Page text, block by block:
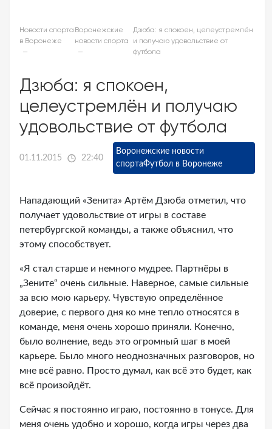
Новости спорта
в Воронеже
Воронежские
новости спорта
Дзюба: я спокоен, целеустремлён
и получаю удовольствие от
футбола
Дзюба: я спокоен,
целеустремлён и получаю
удовольствие от футбола
01.11.2015 22:40
Воронежские новости
спортаФутбол в Воронеже
Нападающий «Зенита» Артём Дзюба отметил, что
получает удовольствие от игры в составе
петербургской команды, а также объяснил, что
этому способствует.
«Я стал старше и немного мудрее. Партнёры в
„Зените“ очень сильные. Наверное, самые сильные
за всю мою карьеру. Чувствую определённое
доверие, с первого дня ко мне тепло относятся в
команде, меня очень хорошо приняли. Конечно,
было волнение, ведь это огромный шаг в моей
карьере. Было много неоднозначных разговоров, но
мне всё равно. Просто думал, как всё это будет, как
всё произойдёт.
Сейчас я постоянно играю, постоянно в тонусе. Для
меня очень удобно и хорошо, когда игры через два